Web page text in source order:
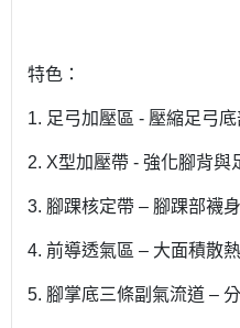
特色：
1. 足弓加壓區 - 壓縮足弓
2. X型加壓帶 - 強化腳背與
3. 腳踝核定帶 – 腳踝部襪
4. 前導透氣區 – 大面積散
5. 腳掌底三條副氣流道 –